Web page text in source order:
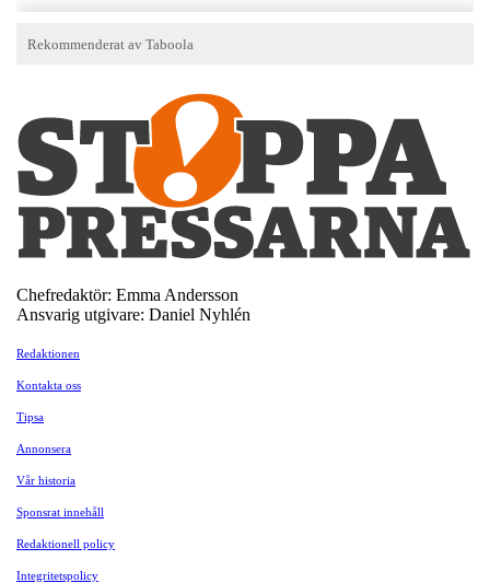
Chefredaktör: Emma Andersson
Ansvarig utgivare: Daniel Nyhlén
Redaktionen
Kontakta oss
Tipsa
Annonsera
Vår historia
Sponsrat innehåll
Redaktionell policy
Integritetspolicy